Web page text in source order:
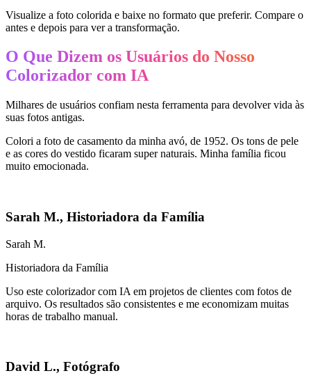
Visualize a foto colorida e baixe no formato que preferir. Compare o
antes e depois para ver a transformação.
O Que Dizem os Usuários do Nosso
Colorizador com IA
Milhares de usuários confiam nesta ferramenta para devolver vida às
suas fotos antigas.
Colori a foto de casamento da minha avó, de 1952. Os tons de pele
e as cores do vestido ficaram super naturais. Minha família ficou
muito emocionada.
Sarah M., Historiadora da Família
Sarah M.
Historiadora da Família
Uso este colorizador com IA em projetos de clientes com fotos de
arquivo. Os resultados são consistentes e me economizam muitas
horas de trabalho manual.
David L., Fotógrafo